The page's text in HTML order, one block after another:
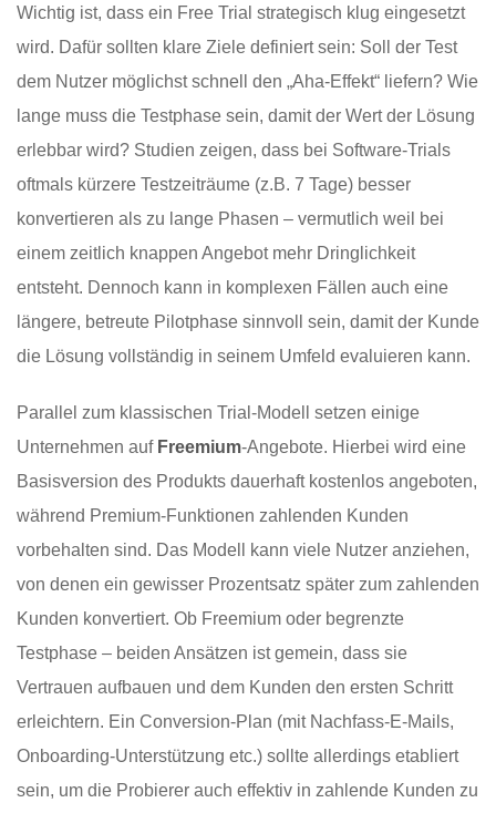
Wichtig ist, dass ein Free Trial strategisch klug eingesetzt
wird. Dafür sollten klare Ziele definiert sein: Soll der Test
dem Nutzer möglichst schnell den „Aha-Effekt“ liefern? Wie
lange muss die Testphase sein, damit der Wert der Lösung
erlebbar wird? Studien zeigen, dass bei Software-Trials
oftmals kürzere Testzeiträume (z.B. 7 Tage) besser
konvertieren als zu lange Phasen – vermutlich weil bei
einem zeitlich knappen Angebot mehr Dringlichkeit
entsteht. Dennoch kann in komplexen Fällen auch eine
längere, betreute Pilotphase sinnvoll sein, damit der Kunde
die Lösung vollständig in seinem Umfeld evaluieren kann.
Parallel zum klassischen Trial-Modell setzen einige
Unternehmen auf Freemium-Angebote. Hierbei wird eine
Basisversion des Produkts dauerhaft kostenlos angeboten,
während Premium-Funktionen zahlenden Kunden
vorbehalten sind. Das Modell kann viele Nutzer anziehen,
von denen ein gewisser Prozentsatz später zum zahlenden
Kunden konvertiert. Ob Freemium oder begrenzte
Testphase – beiden Ansätzen ist gemein, dass sie
Vertrauen aufbauen und dem Kunden den ersten Schritt
erleichtern. Ein Conversion-Plan (mit Nachfass-E-Mails,
Onboarding-Unterstützung etc.) sollte allerdings etabliert
sein, um die Probierer auch effektiv in zahlende Kunden zu